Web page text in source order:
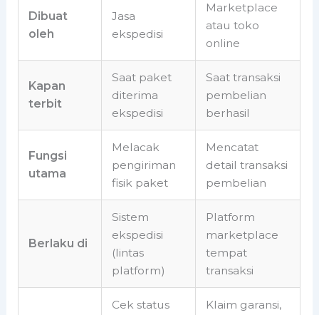
Dibuat
oleh
Jasa
ekspedisi
Marketplace
atau toko
online
Kapan
terbit
Saat paket
diterima
ekspedisi
Saat transaksi
pembelian
berhasil
Fungsi
utama
Melacak
pengiriman
fisik paket
Mencatat
detail transaksi
pembelian
Berlaku di
Sistem
ekspedisi
(lintas
platform)
Platform
marketplace
tempat
transaksi
Cek status
Klaim garansi,